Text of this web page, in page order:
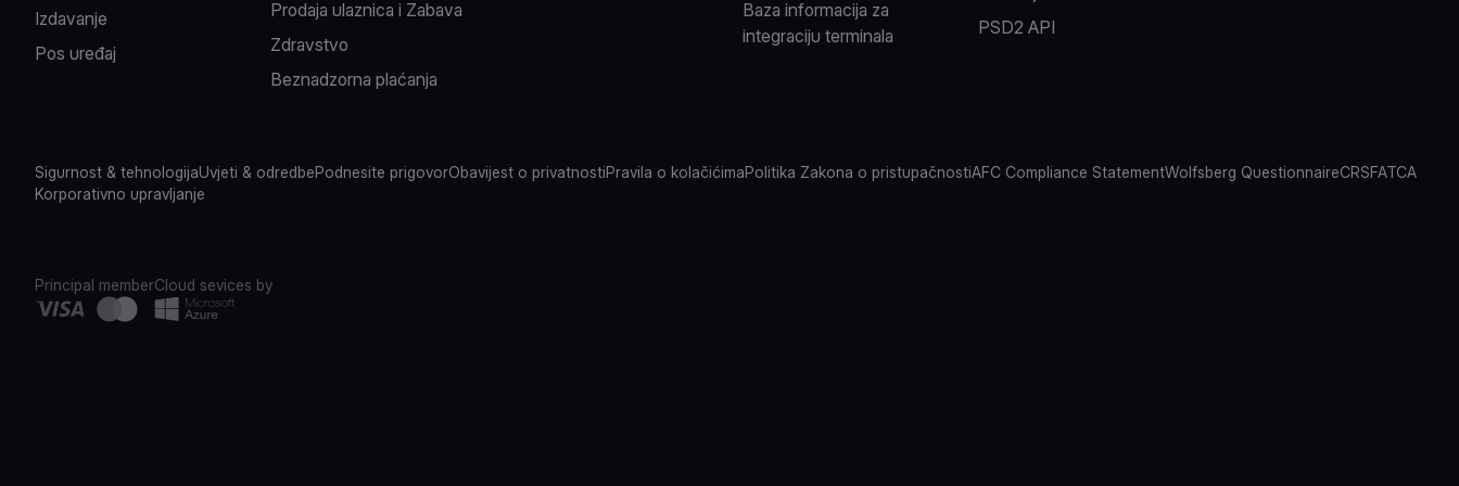
Izdavanje
Pos uređaj
Prodaja ulaznica i Zabava
Zdravstvo
Beznadzorna plaćanja
Baza informacija za
integraciju terminala
PSD2 API
Sigurnost & tehnologijaUvjeti & odredbePodnesite prigovorObavijest o privatnostiPravila o kolačićimaPolitika Zakona o pristupačnostiAFC Compliance StatementWolfsberg QuestionnaireCRSFATCA
Korporativno upravljanje
Principal memberCloud sevices by